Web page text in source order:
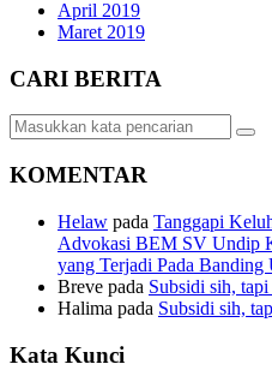
April 2019
Maret 2019
CARI BERITA
KOMENTAR
Helaw pada Tanggapi
Advokasi BEM SV Undip
yang Terjadi Pada
Breve pada Subsidi sih,
Halima pada Subsidi sih,
Kata Kunci